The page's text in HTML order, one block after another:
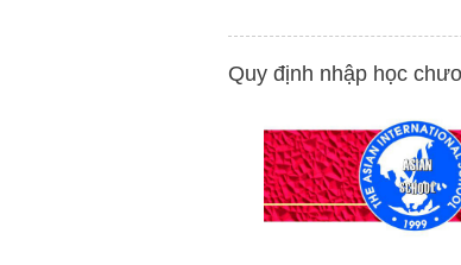
Quy định nhập học